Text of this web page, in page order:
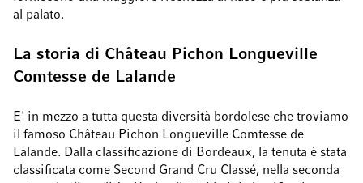
al palato.
La storia di Château Pichon Longueville
Comtesse de Lalande
E' in mezzo a tutta questa diversità bordolese che troviamo
il famoso Château Pichon Longueville Comtesse de
Lalande. Dalla classificazione di Bordeaux, la tenuta è stata
classificata come Second Grand Cru Classé, nella seconda